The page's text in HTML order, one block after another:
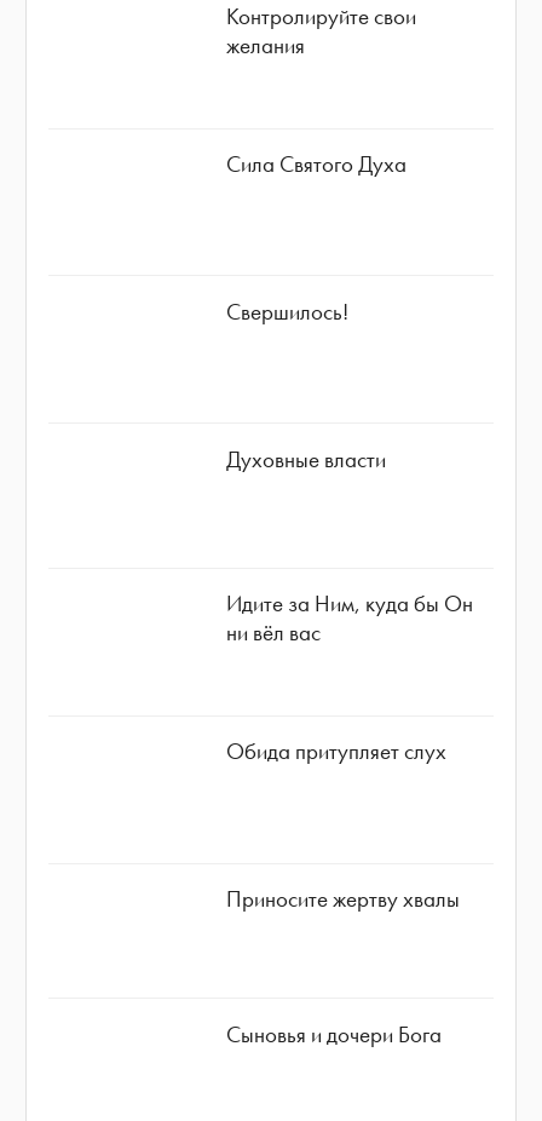
Контролируйте свои
желания
Сила Святого Духа
Свершилось!
Духовные власти
Идите за Ним, куда бы Он
ни вёл вас
Обида притупляет слух
Приносите жертву хвалы
Сыновья и дочери Бога